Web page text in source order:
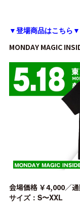
▼登場商品はこちら▼
MONDAY MAGIC
会場価格 ￥4,000／
サイズ： S〜XXL